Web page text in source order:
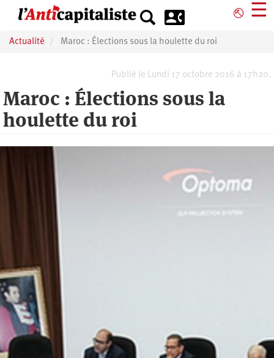
principal
⎋ ☰
Actualité Maroc : Élections sous la houlette du roi
Publié le Lundi 17 octobre 2016 à 17h20.
Maroc : Élections sous la
houlette du roi